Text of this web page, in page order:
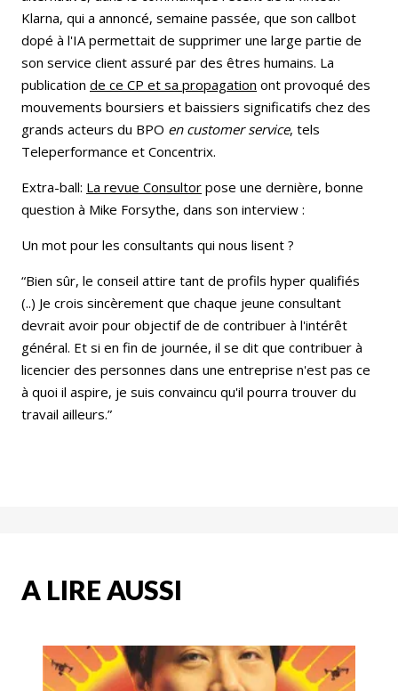
Klarna, qui a annoncé, semaine passée, que son callbot
dopé à l'IA permettait de supprimer une large partie de
son service client assuré par des êtres humains. La
publication de ce CP et sa propagation ont provoqué des
mouvements boursiers et baissiers significatifs chez des
grands acteurs du BPO en customer service, tels
Teleperformance et Concentrix.
Extra-ball: La revue Consultor pose une dernière, bonne
question à Mike Forsythe, dans son interview :
Un mot pour les consultants qui nous lisent ?
“Bien sûr, le conseil attire tant de profils hyper qualifiés
(..) Je crois sincèrement que chaque jeune consultant
devrait avoir pour objectif de de contribuer à l'intérêt
général. Et si en fin de journée, il se dit que contribuer à
licencier des personnes dans une entreprise n'est pas ce
à quoi il aspire, je suis convaincu qu'il pourra trouver du
travail ailleurs.”
A LIRE AUSSI